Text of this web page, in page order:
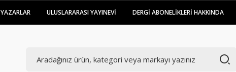
YAZARLAR ULUSLARARASI YAYINEVİ DERGİ ABONELİKLERİ HAKKINDA